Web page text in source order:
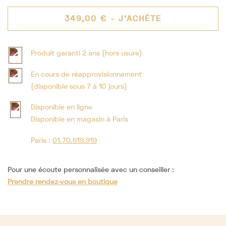
349,00 € - J'ACHÈTE
Produit garanti 2 ans (hors usure)
En cours de réapprovisionnement
(disponible sous 7 à 10 jours)
Disponible en ligne
Disponible en magasin à Paris
Paris : 01.70.619.919
Pour une écoute personnalisée avec un conseiller :
Prendre rendez-vous en boutique